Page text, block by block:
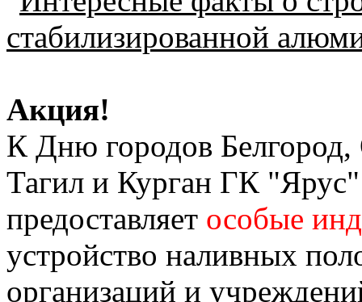
стабилизированной
Акция!
К Дню городов
Тагил и Курган ГК "Ярус"
предоставляет особые
устройство наливных
организаций и